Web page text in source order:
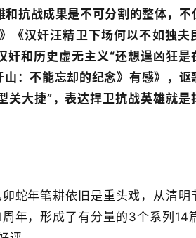
抗战成果是不可分割的整体，不
汉奸汪精卫下场何以不如独夫
和历史虚无主义“还想逞凶狂是
：不能忘却的纪念》有感》，讴
关大捷”，表达捍卫抗战英雄就是
蛇年笔耕依旧是重头戏，从清明
年，形成了有分量的3个系列14